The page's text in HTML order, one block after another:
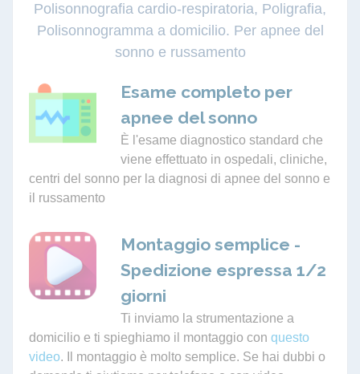
Polisonnografia cardio-respiratoria, Poligrafia,
Polisonnogramma a domicilio. Per apnee del
sonno e russamento
Esame completo per
apnee del sonno
È l'esame diagnostico standard che
viene effettuato in ospedali, cliniche,
centri del sonno per la diagnosi di apnee del sonno e
il russamento
Montaggio semplice -
Spedizione espressa 1/2
giorni
Ti inviamo la strumentazione a
domicilio e ti spieghiamo il montaggio con questo
video. Il montaggio è molto semplice. Se hai dubbi o